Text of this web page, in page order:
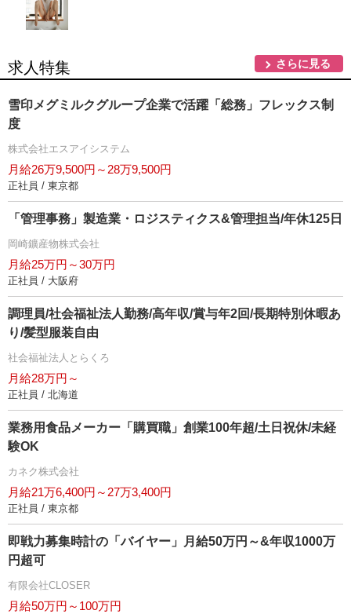
求人特集 さらに見る
雪印メグミルクグループ企業で活躍「総務」フレックス制
度
株式会社エスアイシステム
月給26万9,500円～28万9,500円
正社員 / 東京都
「管理事務」製造業・ロジスティクス&管理担当/年休125日
岡崎鑛産物株式会社
月給25万円～30万円
正社員 / 大阪府
調理員/社会福祉法人勤務/高年収/賞与年2回/長期特別休暇あ
り/髪型服装自由
社会福祉法人とらくろ
月給28万円～
正社員 / 北海道
業務用食品メーカー「購買職」創業100年超/土日祝休/未経
験OK
カネク株式会社
月給21万6,400円～27万3,400円
正社員 / 東京都
即戦力募集時計の「バイヤー」月給50万円～&年収1000万
円超可
有限会社CLOSER
月給50万円～100万円